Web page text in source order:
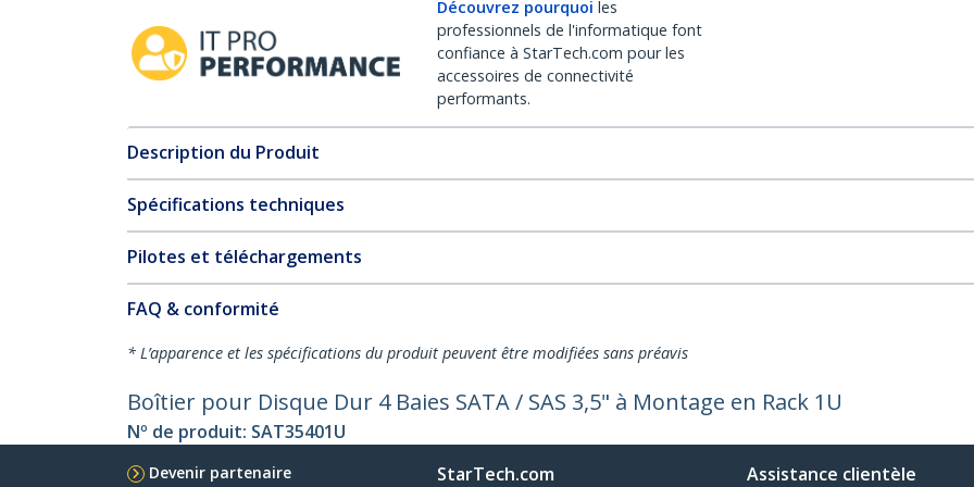
Découvrez pourquoi les
professionnels de l'informatique font
confiance à StarTech.com pour les
accessoires de connectivité
performants.
Description du Produit
Spécifications techniques
Pilotes et téléchargements
FAQ & conformité
* L’apparence et les spécifications du produit peuvent être modifiées sans préavis
Boîtier pour Disque Dur 4 Baies SATA / SAS 3,5" à Montage en Rack 1U
Nº de produit: SAT35401U
Devenir partenaire
StarTech.com Assistance clientèle